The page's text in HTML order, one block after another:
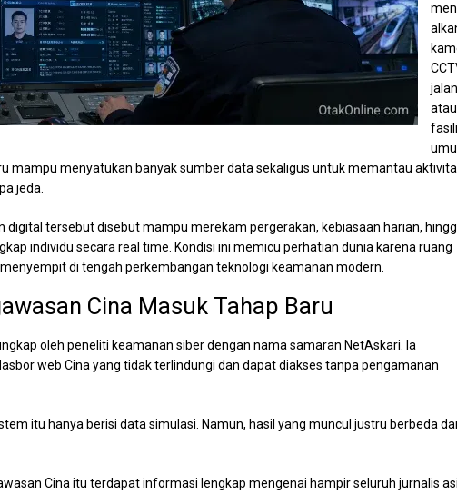
jalan
atau
mampu menyatukan banyak sumber data sekaligus untuk memantau
jeda.
digital tersebut disebut mampu merekam pergerakan, kebiasaan harian,
individu secara real time. Kondisi ini memicu perhatian dunia karena ruang
di tengah perkembangan teknologi keamanan modern.
Cina Masuk Tahap Baru
oleh peneliti keamanan siber dengan nama samaran NetAskari. Ia
web Cina yang tidak terlindungi dan dapat diakses tanpa pengamanan
itu hanya berisi data simulasi. Namun, hasil yang muncul justru berbeda
Cina itu terdapat informasi lengkap mengenai hampir seluruh jurnalis